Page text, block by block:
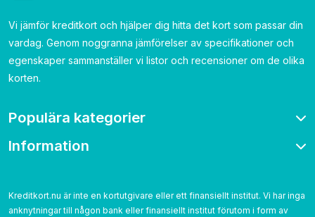
Vi jämför kreditkort och hjälper dig hitta det kort som passar din
vardag. Genom noggranna jämförelser av specifikationer och
egenskaper sammanställer vi listor och recensioner om de olika
korten.
Populära kategorier
Bonuskort
Cashback
Information
Kontakta
Kreditkort.nu är inte en kortutgivare eller ett finansiellt institut. Vi har inga
anknytningar till någon bank eller finansiellt institut förutom i form av